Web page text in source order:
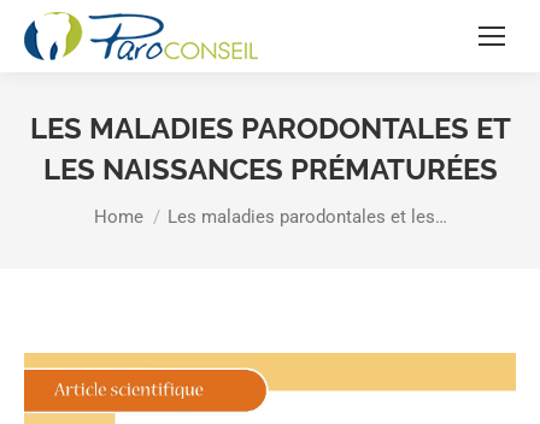
LES MALADIES PARODONTALES ET
LES NAISSANCES PRÉMATURÉES
You are here:
Home Les maladies parodontales et les…